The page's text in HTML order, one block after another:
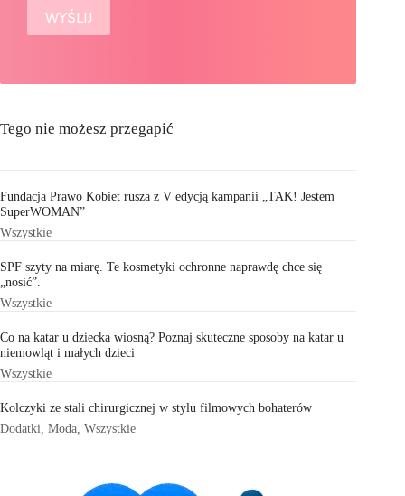
Tego nie możesz przegapić
Fundacja Prawo Kobiet rusza z V edycją kampanii „TAK! Jestem
SuperWOMAN”
Wszystkie
SPF szyty na miarę. Te kosmetyki ochronne naprawdę chce się
„nosić”.
Wszystkie
Co na katar u dziecka wiosną? Poznaj skuteczne sposoby na katar u
niemowląt i małych dzieci
Wszystkie
Kolczyki ze stali chirurgicznej w stylu filmowych bohaterów
Dodatki Moda Wszystkie